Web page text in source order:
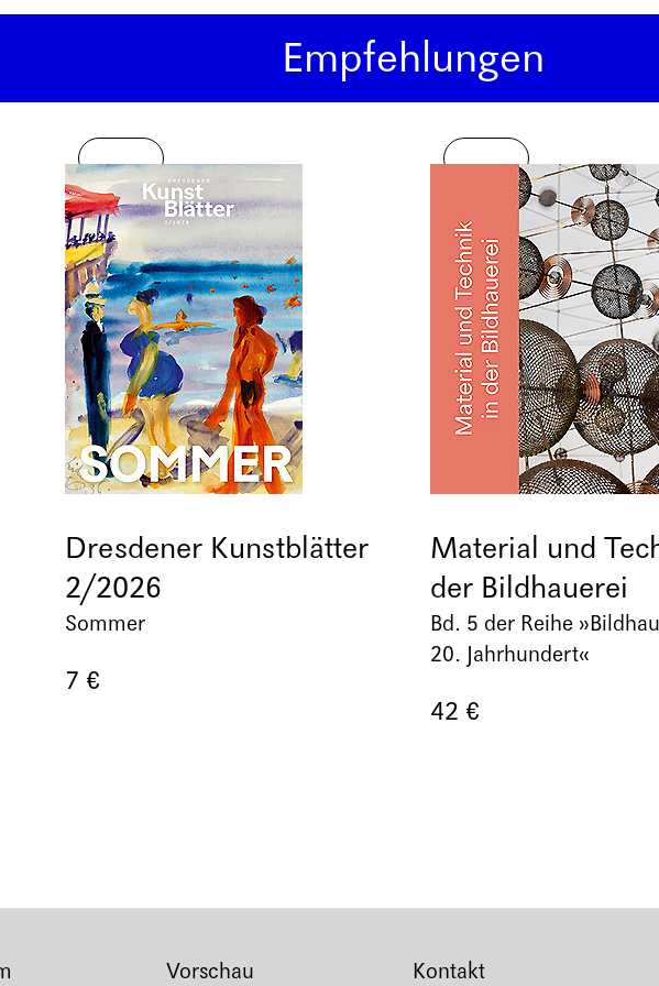
Empfehlungen
Dresdener Kunstblätter
2/2026
Neu
Sommer
7 €
Material und
der Bildhauerei
Neu
Bd. 5 der Reihe
20. Jahrhundert«
42 €
Vorschau Kontakt